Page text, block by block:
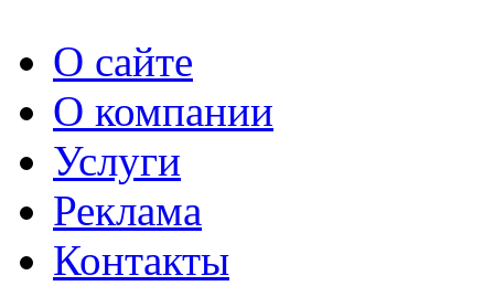
О сайте
О компании
Услуги
Реклама
Контакты